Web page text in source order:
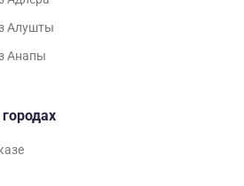
Алушты
Анапы